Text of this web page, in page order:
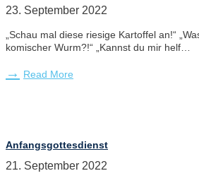
23. September 2022
„Schau mal diese riesige Kartoffel an!“
komischer Wurm?!“ „Kannst du mir helf…
Read More
Anfangsgottesdienst
21. September 2022